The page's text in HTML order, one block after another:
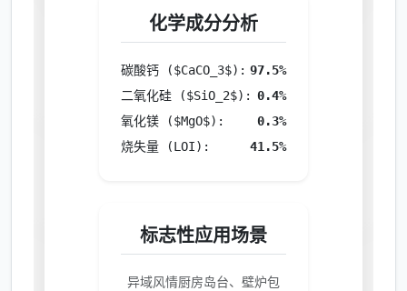
化学成分分析
碳酸钙 ($CaCO_3$): 97.5%
二氧化硅 ($SiO_2$): 0.4%
氧化镁 ($MgO$):
0.3%
烧失量 (LOI):
41.5%
标志性应用场景
异域风情厨房岛台、壁炉包